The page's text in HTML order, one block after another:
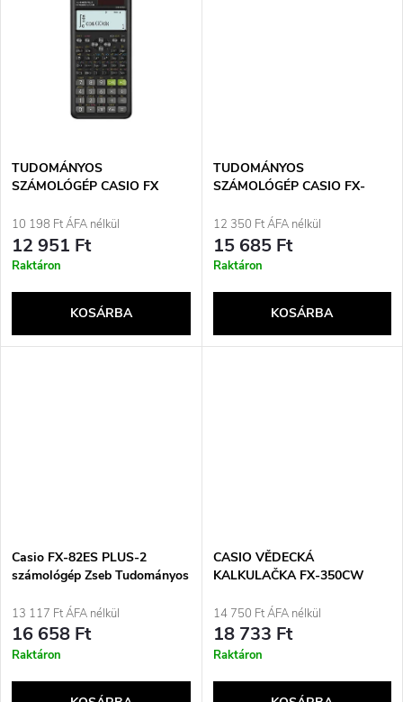
é
s
e
j
a
TUDOMÁNYOS
SZÁMOLÓGÉP CASIO FX
JEGYŰ KIJELZŐVEL
10 198 Ft ÁFA nélkül
12 951 Ft
Raktáron
KOSÁRBA
TUDOMÁNYOS
SZÁMOLÓGÉP CASIO FX-
JEGYŰ KIJELZŐ
12 350 Ft ÁFA nélkül
15 685 Ft
Raktáron
KOSÁRBA
Casio FX-82ES PLUS-2
számológép Zseb Tudományos
13 117 Ft ÁFA nélkül
16 658 Ft
Raktáron
CASIO VĚDECKÁ
KALKULAČKA FX-350CW
14 750 Ft ÁFA nélkül
18 733 Ft
Raktáron